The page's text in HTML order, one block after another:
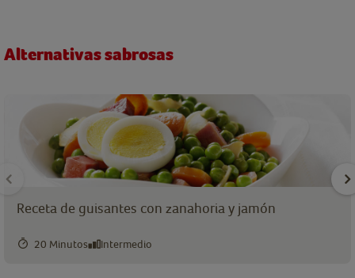
Alternativas sabrosas
Receta de guisantes con zanahoria y jamón
20 Minutos Intermedio